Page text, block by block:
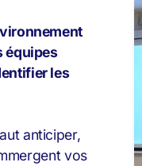
équipes
les
anticiper,
vos